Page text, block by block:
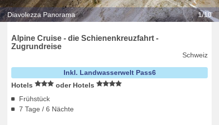
Diavolezza Panorama 1/10
Alpine Cruise - die Schienenkreuzfahrt -
Zugrundreise
Schweiz
Inkl. Landwasserwelt Pass6
Hotels
oder Hotels
Frühstück
7 Tage / 6 Nächte